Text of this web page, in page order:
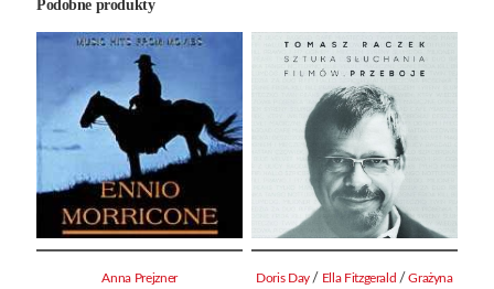
Podobne produkty
Anna Prejzner Doris Day / Ella Fitzgerald /Grażyna